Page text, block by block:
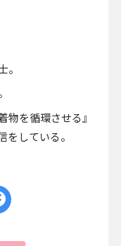
物を循環させる』
している。